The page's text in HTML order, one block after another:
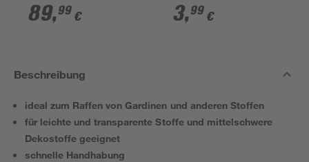
3-teilig
89,99 € 3,99 €
Beschreibung
ideal zum Raffen von Gardinen und anderen Stoffen
für leichte und transparente Stoffe und mittelschwere
Dekostoffe geeignet
schnelle Handhabung